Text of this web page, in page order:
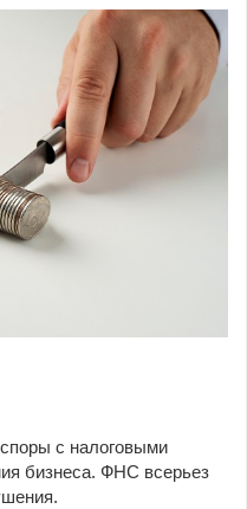
с налоговыми
бизнеса. ФНС всерьез